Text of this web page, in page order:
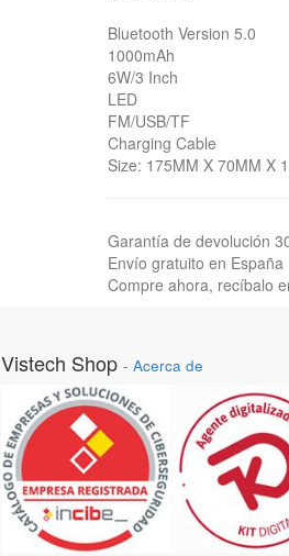
Bluetooth Version 5.0
1000mAh
6W/3 Inch
LED
FM/USB/TF
Charging Cable
Size: 175MM X 70MM X
Garantía de devolución
Envío gratuito en España
Compre ahora, recíbalo
Vistech Shop - Acerca de